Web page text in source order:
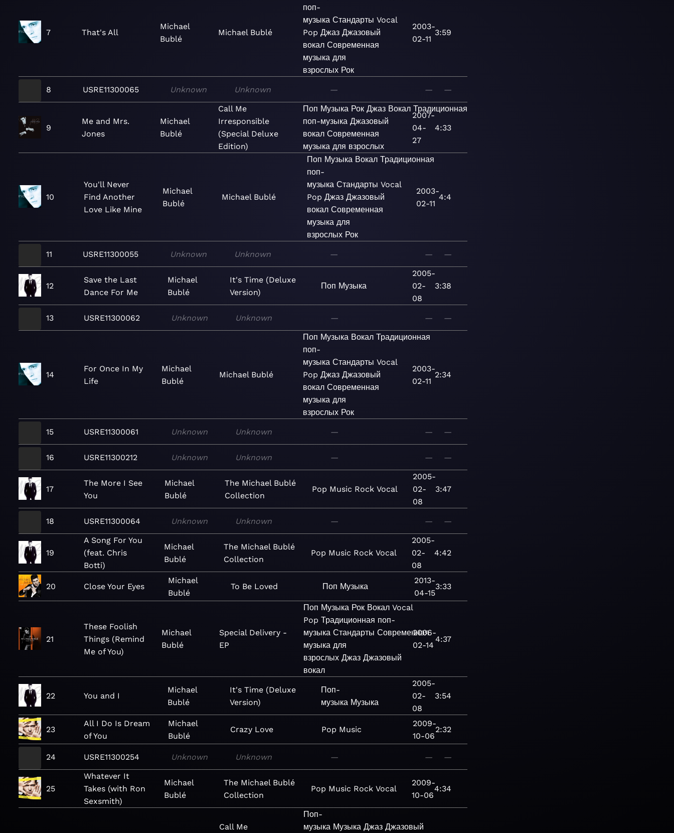
7 That's All
Michael
Bublé
Michael Bublé
поп-
музыка Стандарты Vocal
Pop Джаз Джазовый
вокал Современная
музыка для
взрослых Рок
2003-
02-11
3:59
8 USRE11300065 Unknown Unknown — — —
9
Me and Mrs.
Jones
Michael
Bublé
Call Me
Irresponsible
(Special Deluxe
Edition)
Поп Музыка Рок Джаз Вокал Традиционная
поп-музыка Джазовый
вокал Современная
музыка для взрослых
2007-
04-
27
4:33
10
You'll Never
Find Another
Love Like Mine
Michael
Bublé
Michael Bublé
Поп Музыка Вокал Традиционная
поп-
музыка Стандарты Vocal
Pop Джаз Джазовый
вокал Современная
музыка для
взрослых Рок
2003-
02-11
4:4
11 USRE11300055 Unknown Unknown — — —
12
Save the Last
Dance For Me
Michael
Bublé
It's Time (Deluxe
Version)
Поп Музыка
2005-
02-
08
3:38
13 USRE11300062 Unknown Unknown — — —
14
For Once In My
Life
Michael
Bublé
Michael Bublé
Поп Музыка Вокал Традиционная
поп-
музыка Стандарты Vocal
Pop Джаз Джазовый
вокал Современная
музыка для
взрослых Рок
2003-
02-11
2:34
15 USRE11300061 Unknown Unknown — — —
16 USRE11300212 Unknown Unknown — — —
17
The More I See
You
Michael
Bublé
The Michael Bublé
Collection
Pop Music Rock Vocal
2005-
02-
08
3:47
18 USRE11300064 Unknown Unknown — — —
19
A Song For You
(feat. Chris
Botti)
Michael
Bublé
The Michael Bublé
Collection
Pop Music Rock Vocal
2005-
02-
08
4:42
20 Close Your Eyes
Michael
Bublé
To Be Loved Поп Музыка
2013-
04-15
3:33
21
These Foolish
Things (Remind
Me of You)
Michael
Bublé
Special Delivery -
EP
Поп Музыка Рок Вокал Vocal
Pop Традиционная поп-
музыка Стандарты Современная
музыка для
взрослых Джаз Джазовый
вокал
2006-
02-14
4:37
22 You and I
Michael
Bublé
It's Time (Deluxe
Version)
Поп-
музыка Музыка
2005-
02-
08
3:54
23
All I Do Is Dream
of You
Michael
Bublé
Crazy Love Pop Music
2009-
10-06
2:32
24 USRE11300254 Unknown Unknown — — —
25
Whatever It
Takes (with Ron
Sexsmith)
Michael
Bublé
The Michael Bublé
Collection
Pop Music Rock Vocal
2009-
10-06
4:34
Call Me
Поп-
музыка Музыка Джаз Джазовый